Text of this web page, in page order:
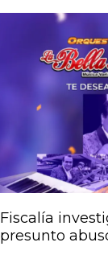
Fiscalía
presunto